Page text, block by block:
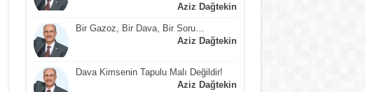
Aziz Dağtekin
Bir Gazoz, Bir Dava, Bir Soru…
Aziz Dağtekin
Dava Kimsenin Tapulu Malı Değildir!
Aziz Dağtekin